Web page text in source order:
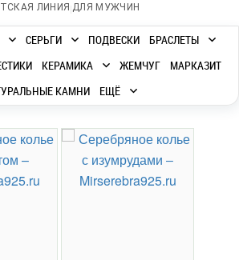
ЛИНИЯ |ДЛЯ МУЖЧИН
СЕРЬГИ ПОДВЕСКИ
БРАСЛЕТЫ
КЕРАМИКА ЖЕМЧУГ
МАРКАЗИТ
КАМНИ
ЕЩЁ